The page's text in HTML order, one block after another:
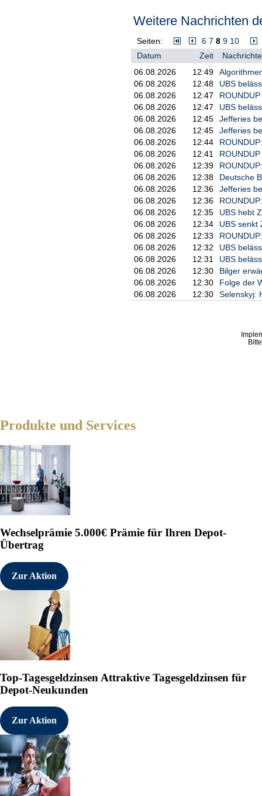
Dem versuchte der
angekündigt, die Wogen zu
in London. "Wir waren immer in
Das werden wir auch weiterhin
sagte Johnson./mj/DP/jha
Weitere Nachrichten
Seiten: 6 7 8 9 10
Datum
Zeit
06.08.2026
12:49
06.08.2026
12:48
UBS
06.08.2026
12:47
06.08.2026
12:47
UBS
06.08.2026
12:45
Jefferies
06.08.2026
12:45
Jefferies
06.08.2026
12:44
06.08.2026
12:41
06.08.2026
12:39
06.08.2026
12:38
Deutsche
06.08.2026
12:36
Jefferies
06.08.2026
12:36
06.08.2026
12:35
UBS hebt
06.08.2026
12:34
UBS senkt
06.08.2026
12:33
06.08.2026
12:32
UBS
06.08.2026
12:31
UBS
06.08.2026
12:30
Bilger
06.08.2026
12:30
Folge der
06.08.2026
12:30 Selenskyj:
Produkte und Services
Wechselprämie 5.000€ Prämie für Ihren Depot-
Übertrag
Zur Aktion
Top-Tagesgeldzinsen Attraktive Tagesgeldzinsen für
Depot-Neukunden
Zur Aktion